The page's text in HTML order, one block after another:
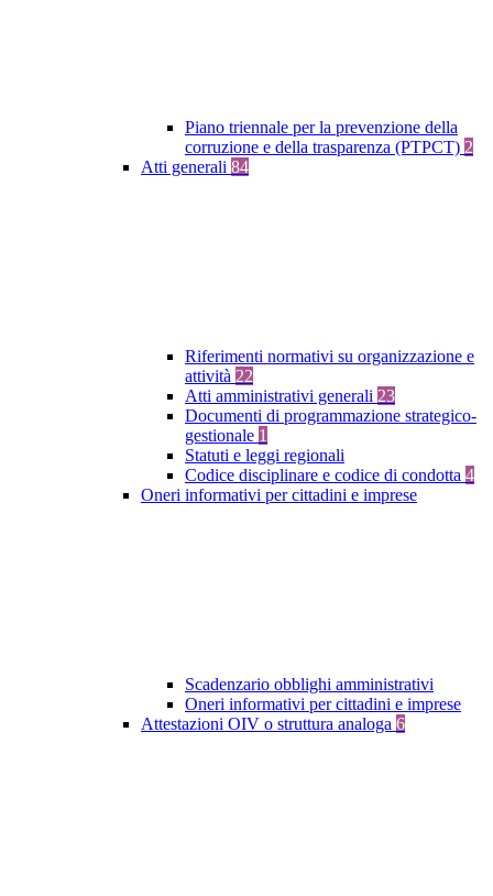
Piano triennale per la prevenzione della
corruzione e della trasparenza (PTPCT) 2
Atti generali 84
Riferimenti normativi su organizzazione e
attività 22
Atti amministrativi generali 23
Documenti di programmazione strategico-
gestionale 1
Statuti e leggi regionali
Codice disciplinare e codice di condotta 4
Oneri informativi per cittadini e imprese
Scadenzario obblighi amministrativi
Oneri informativi per cittadini e imprese
Attestazioni OIV o struttura analoga 6